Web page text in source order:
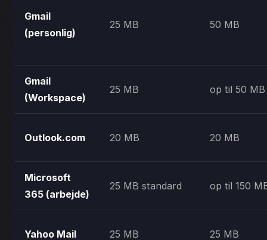
Gmail
(personlig)
25 MB 50 MB
Gmail
(Workspace)
25 MB op til 50 MB
Outlook.com 20 MB 20 MB
Microsoft
365 (arbejde)
25 MB standard op til 150
Yahoo Mail 25 MB 25 MB